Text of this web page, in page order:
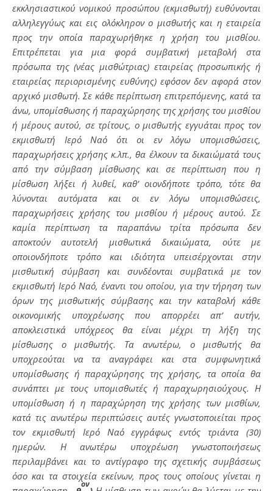
εκκλησιαστικού νομικού προσώπου (εκμισθωτή) ευθύνονται
αλληλεγγύως και εις ολόκληρον ο μισθωτής και η εταιρεία
προς την οποία παραχωρήθηκε η χρήση του μισθίου.
Επιτρέπεται για μια φορά συμβατική μεταβολή στα
πρόσωπα της (νέας μισθώτριας) εταιρείας (προσωπικής ή
εταιρείας περιορισμένης ευθύνης) εφόσον δεν αφορά στον
αρχικό μισθωτή. Σε κάθε περίπτωση επιτρεπόμενης, κατά τα
άνω, υπομίσθωσης ή παραχώρησης της χρήσης του μισθίου
ή μέρους αυτού, σε τρίτους, ο μισθωτής εγγυάται προς τον
εκμισθωτή Ιερό Ναό ότι οι εν λόγω υπομισθώσεις,
παραχωρήσεις χρήσης κ.λπ., θα έλκουν τα δικαιώματά τους
από την σύμβαση μίσθωσης και σε περίπτωση που η
μίσθωση λήξει ή λυθεί, καθ’ οιονδήποτε τρόπο, τότε θα
λύνονται αυτόματα και οι εν λόγω υπομισθώσεις,
παραχωρήσεις χρήσης του μισθίου ή μέρους αυτού. Σε
καμία περίπτωση τα παραπάνω τρίτα πρόσωπα δεν
αποκτούν αυτοτελή μισθωτικά δικαιώματα, ούτε με
οποιονδήποτε τρόπο και ιδιότητα υπεισέρχονται στην
μισθωτική σύμβαση και συνδέονται συμβατικά με τον
εκμισθωτή Ιερό Ναό, έναντι του οποίου, για την τήρηση των
όρων της μισθωτικής σύμβασης και την καταβολή κάθε
οικονομικής υποχρέωσης που απορρέει απ’ αυτήν,
αποκλειστικά υπόχρεος θα είναι μέχρι τη λήξη της
μίσθωσης ο μισθωτής. Τα ανωτέρω, ο μισθωτής θα
υποχρεούται να τα αναγράφει και στα συμφωνητικά
υπομίσθωσης ή παραχώρησης της χρήσης, τα οποία θα
συνάπτει με τους υπομισθωτές ή παραχωρησιούχους. Η
υπομίσθωση ή η παραχώρηση της χρήσης των μισθίων,
κατά τις ανωτέρω περιπτώσεις αυτές γνωστοποιείται προς
τον εκμισθωτή Ιερό Ναό εγγράφως εντός τριάντα (30)
ημερών. Η ανωτέρω υποχρέωση γνωστοποιήσεως
περιλαμβάνει και το αντίγραφο της σχετικής συμβάσεως
όσο και τα στοιχεία εκείνων, προς τους οποίους γίνεται η
ον